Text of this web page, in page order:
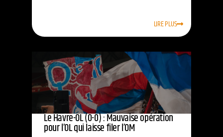
LIRE PLUS
Le Havre-OL (0-0) : Mauvaise opération
pour l’OL qui laisse filer l’OM